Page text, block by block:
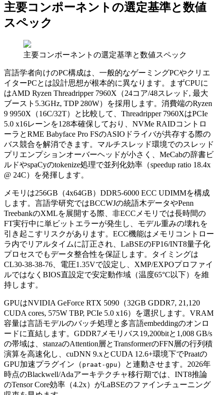
主要コンポーネントの選定基準と数値
スペック
主要コンポーネントの選定基準と数値スペック
言語学者向けのPC構成は、一般的なゲーミングPCやクリエ
イターPCとは設計思想が根本的に異なります。まずCPUに
はAMD Ryzen Threadripper 7960X（24コア/48スレッド, 最大
ブースト5.3GHz, TDP 280W）を採用します。消費端のRyzen
9 9950X（16C/32T）と比較して、Threadripper 7960XはPCIe
5.0 x16レーンを128本確保しており、NVMe RAIDコントロ
ーラとRME Babyface Pro FSのASIOドライバが共存する際の
バス競合を解消できます。マルチスレッド環境でのスレッド
プリエンプションオーバーヘッドが小さく、MeCabの辞書ビ
ルドやspaCyのtokenize処理で並列化効率（speedup ratio 18.4x
@ 24C）を発揮します。
メモリは256GB（4x64GB）DDR5-6000 ECC UDIMMを構成
します。言語学研究ではBCCWJの統語木データやPenn
TreebankのXMLを展開する際、非ECCメモリでは長時間の
FT実行中に単ビットエラーが発生し、モデル重みの壊れを
引き起こすリスクがあります。ECC機能はメモリコントロー
ラ内でリアルタイムに訂正され、LaBSEのFP16/INT8量子化
プロセスでもデータ整合性を保証します。タイミングは
CL30-38-38-76、電圧1.35Vで設定し、XMP/EXPOプロファイ
ルではなくBIOS直設定で安定動作域（温度65°C以下）を維
持します。
GPUはNVIDIA GeForce RTX 5090（32GB GDDR7, 21,120
CUDA cores, 575W TBP, PCIe 5.0 x16）を選択します。VRAM
容量は言語モデルのバッチ処理と多言語embeddingのオンロ
ードに直結します。GDDR7メモリバス19,200bitと1,008 GB/s
の帯域は、stanzaのAttention層とTransformerのFFN層の行列積
演算を高速化し、cuDNN 9.xとCUDA 12.6+環境下でPraatの
GPU加速プラグイン（ praat-gpu ）と連動させます。2026年
時点のBlackwell/Adaアーキテクチャ移行期では、INT8推論
のTensor Core効率（4.2x）がLaBSEのファインチューニング